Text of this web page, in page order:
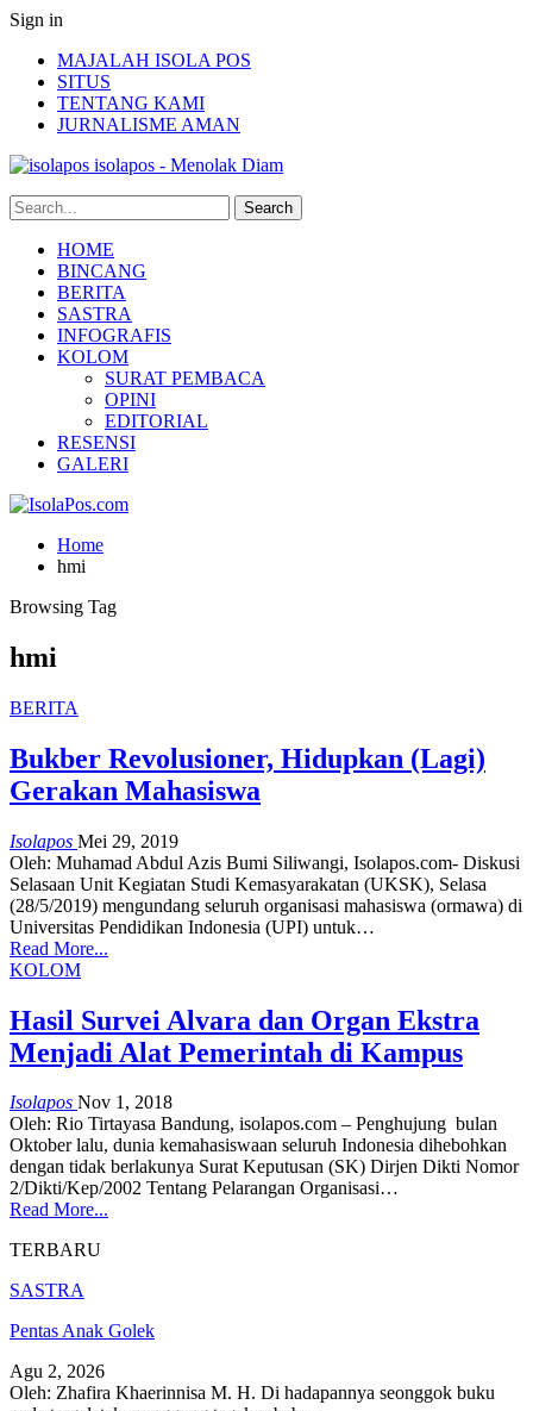
Sign in
MAJALAH ISOLA POS
SITUS
TENTANG KAMI
JURNALISME AMAN
isolapos - Menolak Diam
HOME
BINCANG
BERITA
SASTRA
INFOGRAFIS
KOLOM
SURAT PEMBACA
OPINI
EDITORIAL
RESENSI
GALERI
Home
hmi
Browsing Tag
hmi
BERITA
Bukber Revolusioner, Hidupkan (Lagi)
Gerakan Mahasiswa
Isolapos Mei 29, 2019
Oleh: Muhamad Abdul Azis Bumi Siliwangi, Isolapos.com- Diskusi
Selasaan Unit Kegiatan Studi Kemasyarakatan (UKSK), Selasa
(28/5/2019) mengundang seluruh organisasi mahasiswa (ormawa) di
Universitas Pendidikan Indonesia (UPI) untuk…
Read More...
KOLOM
Hasil Survei Alvara dan Organ Ekstra
Menjadi Alat Pemerintah di Kampus
Isolapos Nov 1, 2018
Oleh: Rio Tirtayasa Bandung, isolapos.com – Penghujung bulan
Oktober lalu, dunia kemahasiswaan seluruh Indonesia dihebohkan
dengan tidak berlakunya Surat Keputusan (SK) Dirjen Dikti Nomor
2/Dikti/Kep/2002 Tentang Pelarangan Organisasi…
Read More...
TERBARU
SASTRA
Pentas Anak Golek
Agu 2, 2026
Oleh: Zhafira Khaerinnisa M. H. Di hadapannya seonggok buku